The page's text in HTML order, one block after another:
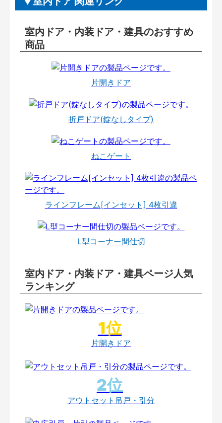
室内ドア・内装ドア・建具のおすすめ
商品
片開きドア
折戸ドア(錠なしタイプ)
ねこゲート
ラインフレーム[インセット] 4枚引違
L型コーナー間仕切
室内ドア・内装ドア・建具ページ人気
ランキング
片開きドア
アウトセット吊戸・引分